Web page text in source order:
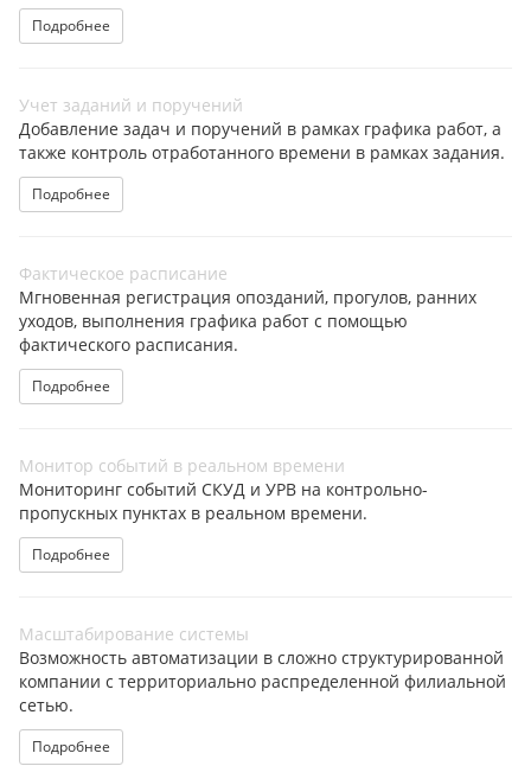
Подробнее
Учет заданий и поручений
Добавление задач и поручений в рамках графика работ, а
также контроль отработанного времени в рамках задания.
Подробнее
Фактическое расписание
Мгновенная регистрация опозданий, прогулов, ранних
уходов, выполнения графика работ с помощью
фактического расписания.
Подробнее
Монитор событий в реальном времени
Мониторинг событий СКУД и УРВ на контрольно-
пропускных пунктах в реальном времени.
Подробнее
Масштабирование системы
Возможность автоматизации в сложно структурированной
компании с территориально распределенной филиальной
сетью.
Подробнее